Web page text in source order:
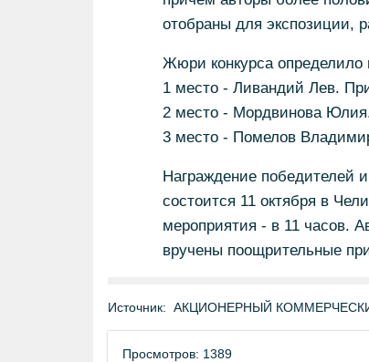
отобраны для экспозиции,
Жюри конкурса
1 место - Ливандий Лев.
2 место - Мордвинова Юлия.
3 место - Помелов
Награждение победителей
состоится 11 октября в
мероприятия - в 11 часов.
вручены поощрительные
Источник: АКЦИОНЕРНЫЙ
Просмотров: 1389